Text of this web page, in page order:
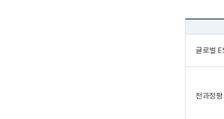
글로벌
전과정